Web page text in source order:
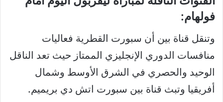
فولهام:
وتنقل قناة بين أن سبورت القطرية فعاليات
منافسات الدوري الإنجليزي الممتاز حيث تعد الناقل
الوحيد والحصري في الشرق الأوسط وشمال
أفريقيا وتبث قناة بين سبورت اتش دي بريميم.